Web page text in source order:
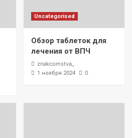
Uncategorised
Обзор таблеток для
лечения от ВПЧ
znakcomstva_
1 ноября 2024 0